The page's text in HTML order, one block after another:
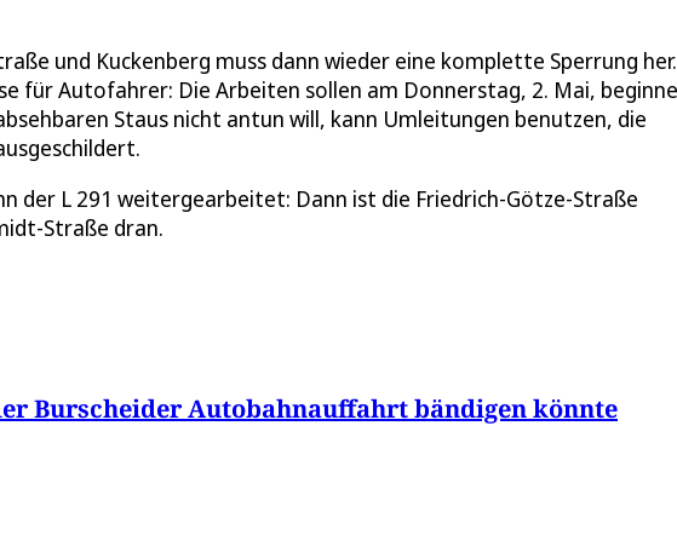
und Kuckenberg muss dann wieder eine komplette Sperrung her.
für Autofahrer: Die Arbeiten sollen am Donnerstag, 2. Mai,
Staus nicht antun will, kann Umleitungen benutzen, die
der L 291 weitergearbeitet: Dann ist die Friedrich-Götze-Straße
Straße dran.
Burscheider Autobahnauffahrt bändigen könnte